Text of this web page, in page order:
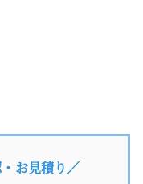
お見積り／